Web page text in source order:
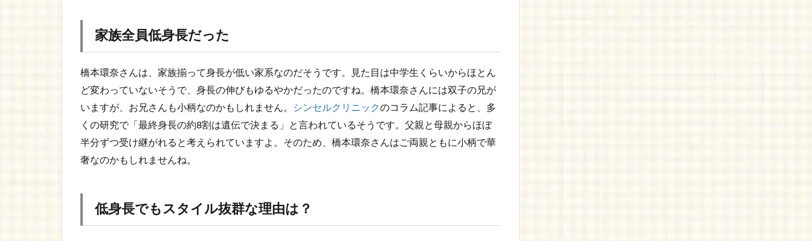
家族全員低身長だった
橋本環奈さんは、家族揃って身長が低い家系なのだそうです。見た目は中学生くらいからほとん
ど変わっていないそうで、身長の伸びもゆるやかだったのですね。橋本環奈さんには双子の兄が
いますが、お兄さんも小柄なのかもしれません。
シンセルクリニックのコラム記事によると、多
くの研究で「最終身長の約8割は遺伝で決まる」と言われているそうです。父親と母親からほぼ
半分ずつ受け継がれると考えられていますよ。そのため、橋本環奈さんはご両親ともに小柄で華
奢なのかもしれませんね。
低身長でもスタイル抜群な理由は？